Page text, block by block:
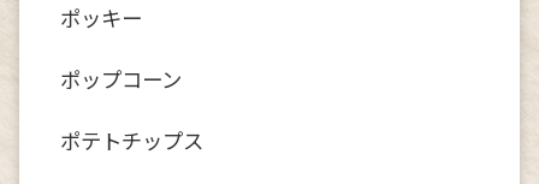
ポッキー
ポップコーン
ポテトチップス